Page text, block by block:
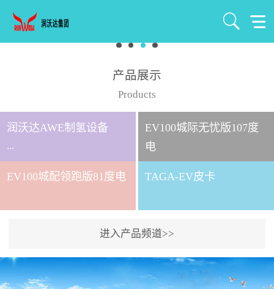
产品展示
Products
润沃达AWE制氢设备
...
司成立于2021年7月，注册
资金1000万元，是北京润
司。 公司主要从事氢气
制、储、加、用的相关技
EV100城际无忧版107度
电
EV100城配领跑版81度电 TAGA-EV皮卡
进入产品频道>>